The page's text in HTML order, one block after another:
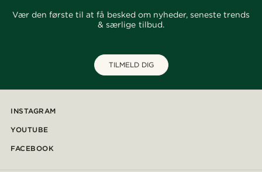
Vær den første til at få besked om nyheder, seneste trends
& særlige tilbud.
TILMELD DIG
INSTAGRAM
YOUTUBE
FACEBOOK